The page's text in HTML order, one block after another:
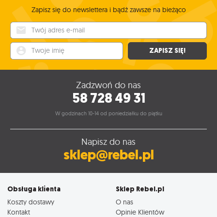
Zapisz się do newslettera i bądź zawsze na bieżąco
ZAPISZ SIĘ!
Zadzwoń do nas
58 728 49 31
W godzinach 10-14 od poniedziałku do piątku
Napisz do nas
sklep@rebel.pl
Obsługa klienta
Koszty dostawy
Kontakt
Sklep Rebel.pl
O nas
Opinie Klientów